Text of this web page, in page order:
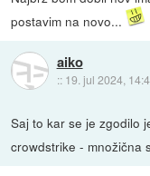
postavim na novo...
aiko
:: 19. jul 2024,
Saj to kar se je zgodilo
crowdstrike - množična